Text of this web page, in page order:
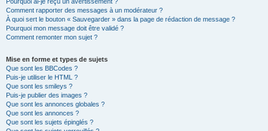
Comment rapporter des messages à un modérateur ?
À quoi sert le bouton « Sauvegarder » dans la page de rédaction de message ?
Pourquoi mon message doit être validé ?
Comment remonter mon sujet ?
Mise en forme et types de sujets
Que sont les BBCodes ?
Puis-je utiliser le HTML ?
Que sont les smileys ?
Puis-je publier des images ?
Que sont les annonces globales ?
Que sont les annonces ?
Que sont les sujets épinglés ?